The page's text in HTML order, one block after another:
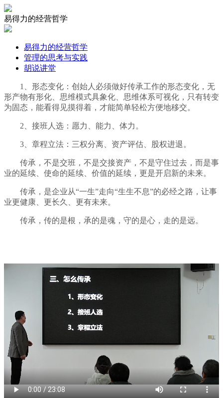
易得力的经营哲学
易得力的经营哲学
管理的思考与实践
胡说讲堂
1、形态变化：创始人必须做好传承工作的形态变化，无
形产物有形化、思维模式具象化、思维体系可视化，只有转变
为固态，能看得见摸得着，才能简单轻松方便地移交。
2、接班人选：愿力、能力、体力。
3、章程立法： 三权分离、 资产评估、 股权进退。
传承，不是交班，不是交接资产，不是守住过去，而是事
业的延续、使命的延续、价值的延续，更是开启新的未来。
传承，是企业从“一生”走向“生生不息”的必经之路，让事
业更健康、更长久、更有未来。
传承，传的是根，承的是魂，守的是心，走的是远。